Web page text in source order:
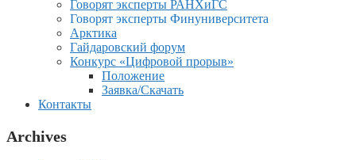
Говорят эксперты РАНХиГС
Говорят эксперты Финуниверситета
Арктика
Гайдаровский форум
Конкурс «Цифровой прорыв»
Положение
Заявка/Скачать
Контакты
Archives